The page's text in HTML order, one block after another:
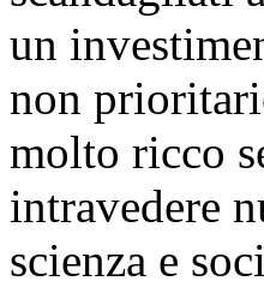
un
non
molto ricco
intravedere
scienza e